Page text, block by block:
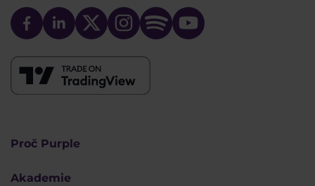
Proč Purple
Akademie